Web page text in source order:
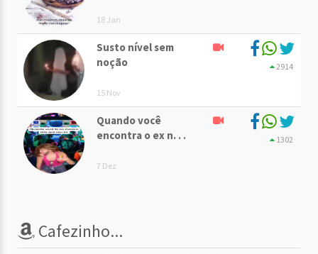
18 Jan
Susto nível sem
noção
15 Nov
2914
Quando você
encontra o ex n. . .
7 Dez
1302
Cafezinho...